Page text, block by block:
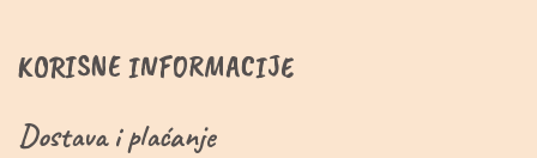
KORISNE INFORMACIJE
Dostava i plaćanje